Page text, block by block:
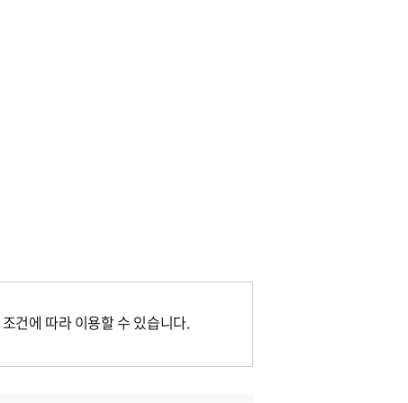
조건에 따라 이용할 수 있습니다.